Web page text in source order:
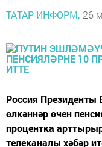
ТАТАР-ИНФОРМ, 26
Россия Президенты
өлкәннәр өчен
процентка
телеканалы хәбәр